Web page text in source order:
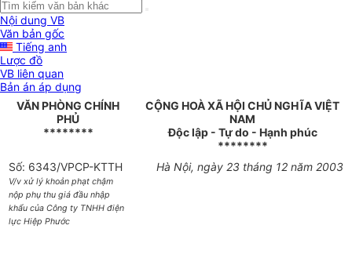
Nội dung VB
Văn bản gốc
Tiếng anh
Lược đồ
VB liên quan
Bản án áp dụng
VĂN PHÒNG CHÍNH
PHỦ
********
CỘNG HOÀ XÃ HỘI CHỦ NGHĨA VIỆT
NAM
Độc lập - Tự do - Hạnh phúc
********
Số: 6343/VPCP-KTTH
V/v xử lý khoản phạt chậm
nộp phụ thu giá đầu nhập
khẩu của Công ty TNHH điện
lực Hiệp Phước
Hà Nội, ngày 23 tháng 12 năm 2003